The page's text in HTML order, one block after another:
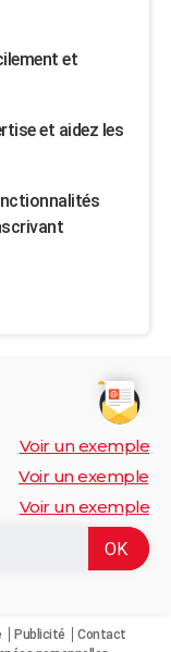
et
et aidez les
Voir un exemple
Voir un exemple
Voir un exemple
Publicité
Contact